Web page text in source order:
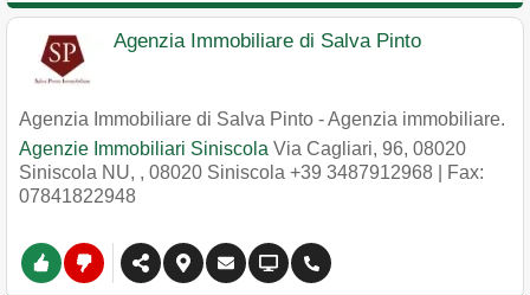
Agenzia Immobiliare di Salva Pinto
Agenzia Immobiliare di Salva Pinto - Agenzia immobiliare.
Agenzie Immobiliari Siniscola Via Cagliari, 96, 08020
Siniscola NU, , 08020 Siniscola +39 3487912968 | Fax:
07841822948